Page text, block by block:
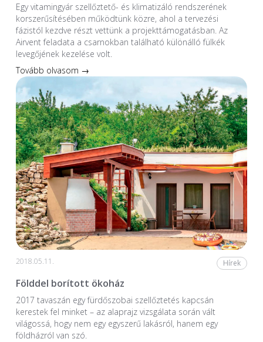
Egy vitamingyár szellőztető- és klimatizáló rendszerének
korszerűsítésében működtünk közre, ahol a tervezési
fázistól kezdve részt vettünk a projekttámogatásban. Az
Airvent feladata a csarnokban található különálló fülkék
levegőjének kezelése volt.
Tovább olvasom →
2018.05.11. Hírek
Földdel borított ökoház
2017 tavaszán egy fürdőszobai szellőztetés kapcsán
kerestek fel minket – az alaprajz vizsgálata során vált
világossá, hogy nem egy egyszerű lakásról, hanem egy
földházról van szó.